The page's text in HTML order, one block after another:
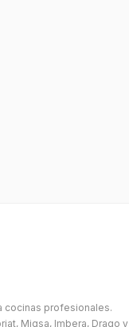
cocinas profesionales.
Migsa, Imbera, Drago y